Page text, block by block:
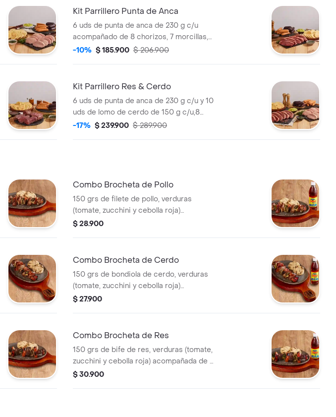
Kit Parrillero Punta de Anca
6 uds de punta de anca de 230 g c/u
acompañado de 8 chorizos, 7 morcillas,
20 arepas, 160g chimichurri, 160g
-10% $ 185.900 $ 206.900
Kit Parrillero Res & Cerdo
6 uds de punta de anca de 230 g c/u y 10
uds de lomo de cerdo de 150 g c/u,8
chorizos,7 morcillas,20 arepas,
-17% $ 239.900 $ 289.900
Combo Brocheta de Pollo
150 grs de filete de pollo, verduras
(tomate, zucchini y cebolla roja)
acompañada de 2 und de arepa de maíz y
$ 28.900
Combo Brocheta de Cerdo
150 grs de bondiola de cerdo, verduras
(tomate, zucchini y cebolla roja)
acompañada de 2 und de arepa de maíz y
$ 27.900
Combo Brocheta de Res
150 grs de bife de res, verduras (tomate,
zucchini y cebolla roja) acompañada de 2
und de arepa de maíz y bebida.
$ 30.900